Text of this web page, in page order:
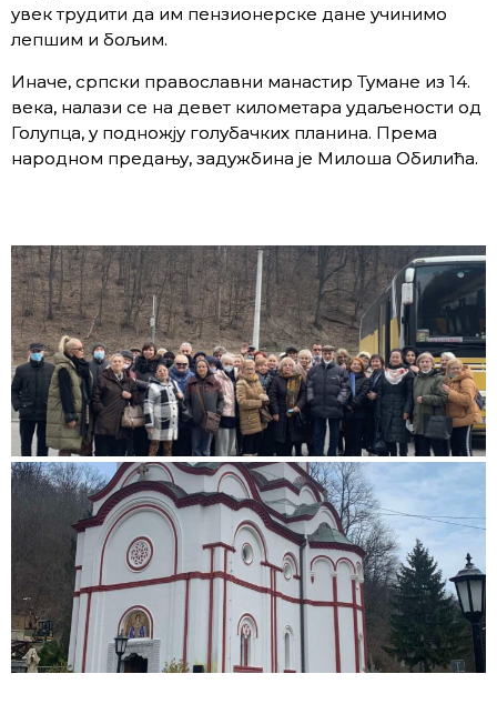
увек трудити да им пензионерске дане учинимо
лепшим и бољим.
Иначе, српски православни манастир Тумане из 14.
века, налази се на девет километара удаљености од
Голупца, у подножју голубачких планина. Према
народном предању, задужбина је Милоша Обилића.